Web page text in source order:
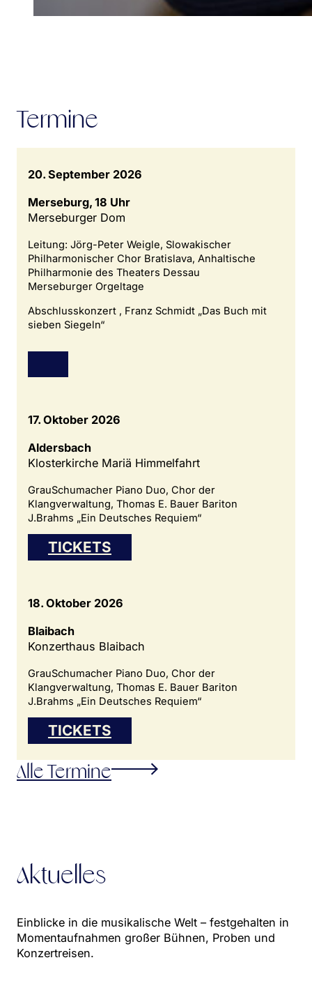
Termine
20. September 2026
Merseburg, 18 Uhr
Merseburger Dom
Leitung: Jörg-Peter Weigle, Slowakischer
Philharmonischer Chor Bratislava, Anhaltische
Philharmonie des Theaters Dessau
Merseburger Orgeltage
Abschlusskonzert , Franz Schmidt „Das Buch mit
sieben Siegeln“
17. Oktober 2026
Aldersbach
Klosterkirche Mariä Himmelfahrt
GrauSchumacher Piano Duo, Chor der
Klangverwaltung, Thomas E. Bauer Bariton
J.Brahms „Ein Deutsches Requiem“
TICKETS
18. Oktober 2026
Blaibach
Konzerthaus Blaibach
GrauSchumacher Piano Duo, Chor der
Klangverwaltung, Thomas E. Bauer Bariton
J.Brahms „Ein Deutsches Requiem“
TICKETS
Alle Termine
Aktuelles
Einblicke in die musikalische Welt – festgehalten in
Momentaufnahmen großer Bühnen, Proben und
Konzertreisen.